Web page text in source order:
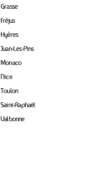
Grasse
Fréjus
Hyères
Juan-Les-Pins
Monaco
Nice
Toulon
Saint-Raphaël
Valbonne